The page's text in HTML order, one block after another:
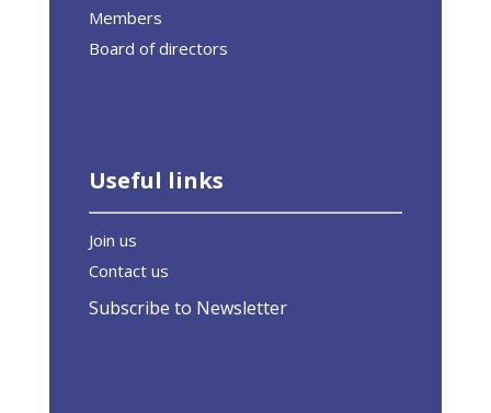
Members
Board of directors
Useful links
Join us
Contact us
Subscribe to Newsletter